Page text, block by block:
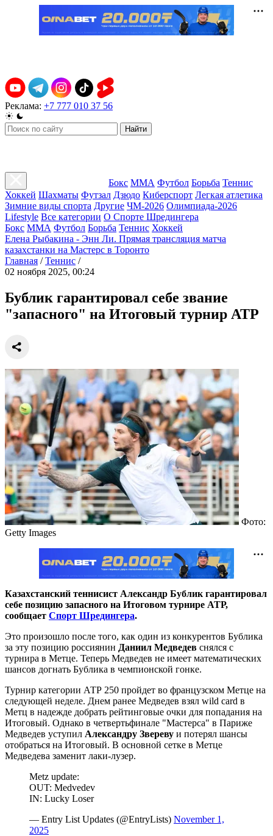
Реклама: +7 777 010 37 56
Найти
Бокс ММА Футбол Борьба Теннис
Хоккей Шахматы Футзал Дзюдо Киберспорт Легкая атлетика
Зимние виды спорта Другие ЧМ-2026 Олимпиада-2026
Lifestyle Все категории О Спорте Шредингера
Бокс ММА Футбол Борьба Теннис Хоккей
Елена Рыбакина - Энн Ли. Прямая трансляция матча
казахстанки на Мастерс в Торонто
Главная / Теннис /
02 ноября 2025, 00:24
Бублик гарантировал себе звание
"запасного" на Итоговый турнир АТР
Фото:
Getty Images
Казахстанский теннисист Александр Бублик гарантировал
себе позицию запасного на Итоговом турнире АТР,
сообщает Спорт Шредингера.
Это произошло после того, как один из конкурентов Бублика
за эту позицию россиянин Даниил Медведев снялся с
турнира в Метце. Теперь Медведев не имеет математических
шансов догнать Бублика в чемпионской гонке.
Турнир категории АТР 250 пройдет во французском Метце на
следующей неделе. Днем ранее Медведев взял wild card в
Метц в надежде добрать рейтинговые очки для попадания на
Итоговый. Однако в четвертьфинале "Мастерса" в Париже
Медведев уступил Александру Звереву и потерял шансы
отобраться на Итоговый. В основной сетке в Метце
Медведева заменит лаки-лузер.
Metz update:
OUT: Medvedev
IN: Lucky Loser
— Entry List Updates (@EntryLists) November 1,
2025